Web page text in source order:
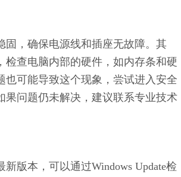
固，确保电源线和插座无故障。其
查电脑内部的硬件，如内存条和硬
可能导致这个现象，尝试进入安全
问题仍未解决，建议联系专业技术
版本，可以通过Windows Update检